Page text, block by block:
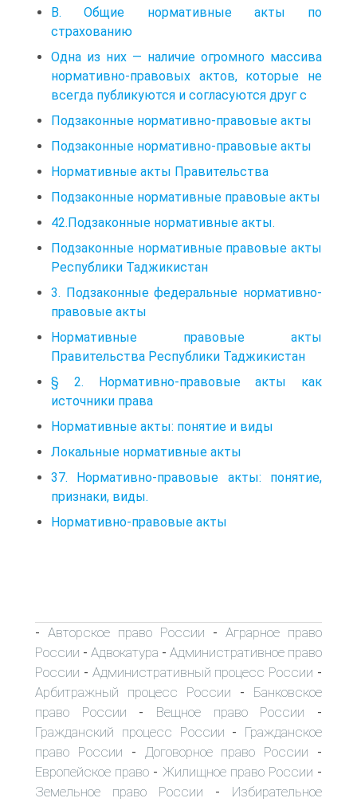
В. Общие нормативные акты по
страхованию
Одна из них — наличие огромного массива
нормативно-правовых актов, которые не
всегда публикуются и согласуются друг с
Подзаконные нормативно-правовые акты
Подзаконные нормативно-правовые акты
Нормативные акты Правительства
Подзаконные нормативные правовые акты
42.Подзаконные нормативные акты.
Подзаконные нормативные правовые акты
Республики Таджикистан
3. Подзаконные федеральные нормативно-
правовые акты
Нормативные правовые акты
Правительства Республики Таджикистан
§ 2. Нормативно-правовые акты как
источники права
Нормативные акты: понятие и виды
Локальные нормативные акты
37. Нормативно-правовые акты: понятие,
признаки, виды.
Нормативно-правовые акты
- Авторское право России - Аграрное право
России - Адвокатура - Административное право
России - Административный процесс России -
Арбитражный процесс России - Банковское
право России - Вещное право России -
Гражданский процесс России - Гражданское
право России - Договорное право России -
Европейское право - Жилищное право России -
Земельное право России - Избирательное